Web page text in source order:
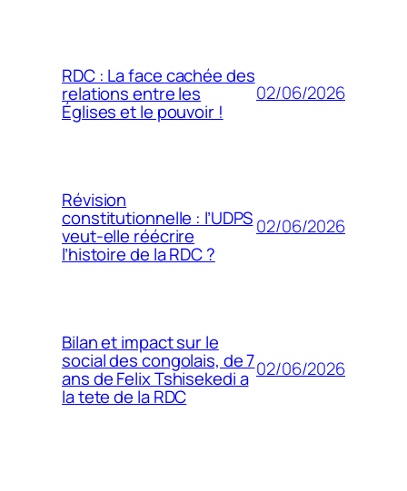
RDC : La face cachée des
relations entre les
Églises et le pouvoir !
02/06/2026
Révision
constitutionnelle : l’UDPS
veut-elle réécrire
l’histoire de la RDC ?
02/06/2026
Bilan et impact sur le
social des congolais, de 7
ans de Felix Tshisekedi a
la tete de la RDC
02/06/2026